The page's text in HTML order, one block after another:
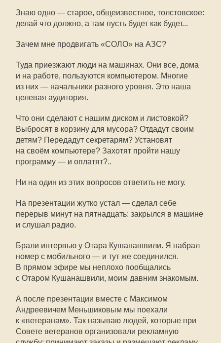
Знаю одно — старое, общеизвестное, толстовское:
делай что должно, а там пусть будет как будет...
Зачем мне продвигать «СОЛО» на АЗС?
Туда приезжают люди на машинах. Они все, дома
и на работе, пользуются компьютером. Многие
из них — начальники разного уровня. Это наша
целевая аудитория.
Что они сделают с нашим диском и листовкой?
Выбросят в корзину для мусора? Отдадут своим
детям? Передадут секретарям? Установят
на своём компьютере? Захотят пройти нашу
программу — и оплатят?..
Ни на один из этих вопросов ответить не могу.
На презентации жутко устал — сделал себе
перерыв минут на пятнадцать: закрылся в машине
и слушал радио.
Брали интервью у Отара Кушанашвили. Я набрал
номер с мобильного — и тут же соединился.
В прямом эфире мы неплохо пообщались
с Отаром Кушанашвили, моим давним знакомым.
А после презентации вместе с Максимом
Андреевичем Меньшиковым мы поехали
к «ветеранам». Так называю людей, которые при
Совете ветеранов организовали рекламную